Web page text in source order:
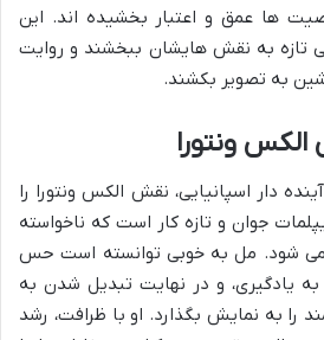
ها عمق و اعتبار بخشیده اند. این
تازه به نقش هایشان ببخشند و روایت
به تصویر بکشند.
ونتورا
دار اسپانیایی، نقش الکس ونتورا را
جوان و تازه کار است که ناخواسته
می شود. مل به خوبی توانسته است حس
به یادگیری، و در نهایت تبدیل شدن به
را به نمایش بگذارد. او با ظرافت، رشد